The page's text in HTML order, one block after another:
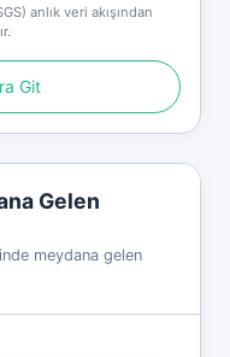
anlık veri akışından
Git
Gelen
meydana gelen